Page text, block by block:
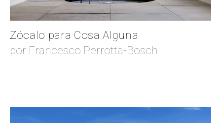
Zócalo para Cosa Alguna
por Francesco Perrotta-Bosch